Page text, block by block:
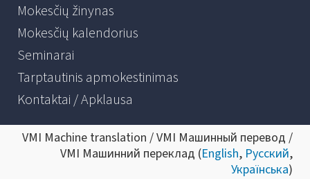
Mokesčių žinynas
Mokesčių kalendorius
Seminarai
Tarptautinis apmokestinimas
Kontaktai / Apklausa
VMI Machine translation / VMI Машинный перевод /
VMI Машинний переклад (English, Русский,
Українська)